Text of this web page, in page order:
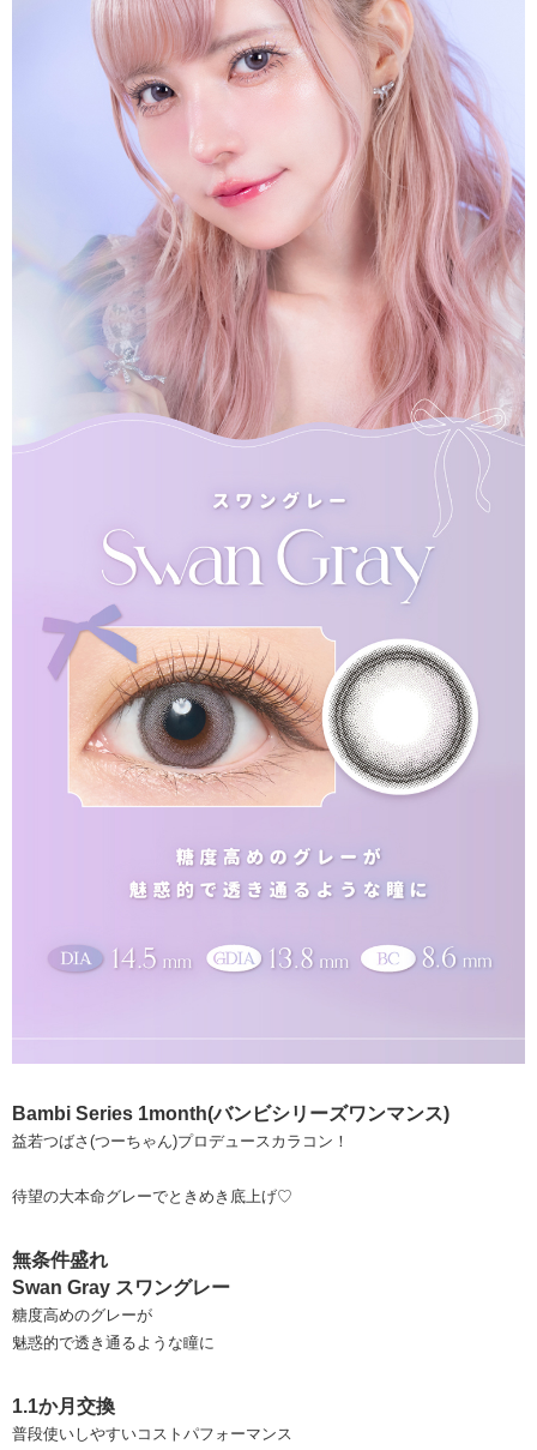
Bambi Series 1month(バンビシリーズワンマンス)
益若つばさ(つーちゃん)プロデュースカラコン！
待望の大本命グレーでときめき底上げ♡
無条件盛れ
Swan Gray スワングレー
糖度高めのグレーが
魅惑的で透き通るような瞳に
1.1か月交換
普段使いしやすいコストパフォーマンス